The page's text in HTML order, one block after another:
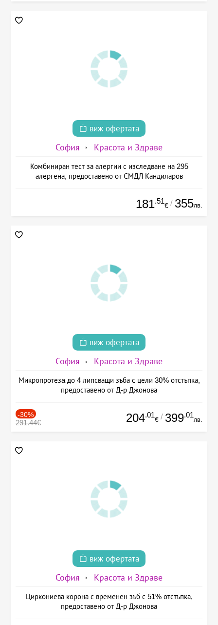
виж офертата
София Красота и Здраве
Комбиниран тест за алергии с изследване на 295
алергена, предоставено от СМДЛ Кандиларов
181.51
€ / 355лв.
виж офертата
София Красота и Здраве
Микропротезa до 4 липсващи зъба с цели 30% отстъпка,
предоставено от Д-р Джонова
-30%
291.44€ 204.01
€ / 399.01
лв.
виж офертата
София Красота и Здраве
Циркониева корона с временен зъб с 51% отстъпка,
предоставено от Д-р Джонова